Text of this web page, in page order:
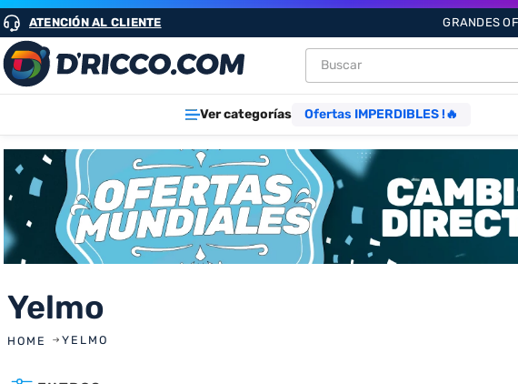
ATENCIÓN AL CLIENTE GRANDES
Buscar
Ver categorías Ofertas IMPERDIBLES !🔥
Yelmo
YELMO
TÉRMINOS MÁS BUSCADOS
1. heladeras
2 . lavarropas
.
cocinas
5. heladera